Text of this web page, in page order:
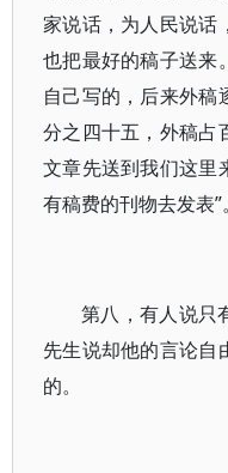
家说话，为人民说话
也把最好的稿子送来
自己写的，后来外稿
分之四十五，外稿占
文章先送到我们这里
有稿费的刊物去发表”。
第八，有人说只
先生说却他的言论自
的。